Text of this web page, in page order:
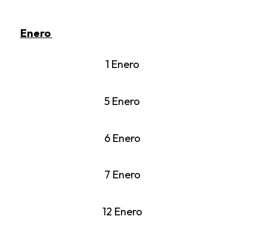
Enero
1 Enero
5 Enero
6 Enero
7 Enero
12 Enero